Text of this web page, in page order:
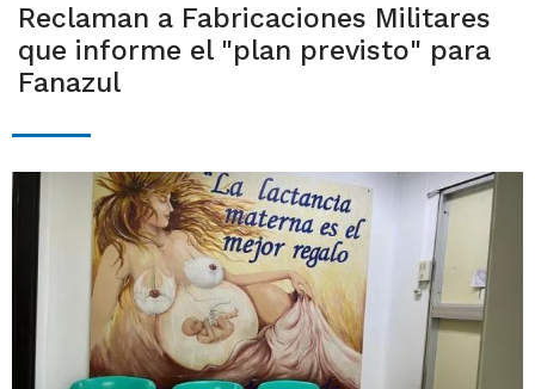
Reclaman a Fabricaciones Militares
que informe el "plan previsto" para
Fanazul